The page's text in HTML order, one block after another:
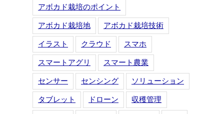
アボカド栽培のポイント
アボカド栽培地 アボカド栽培技術
イラスト クラウド スマホ
スマートアグリ スマート農業
センサー センシング ソリューション
タブレット ドローン 収穫管理